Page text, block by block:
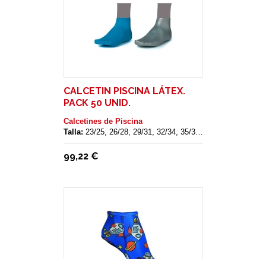
CALCETIN PISCINA LÁTEX.
PACK 50 UNID.
Calcetines de Piscina
Talla: 23/25, 26/28, 29/31, 32/34, 35/37, 38/40, 41/43
99,22 €